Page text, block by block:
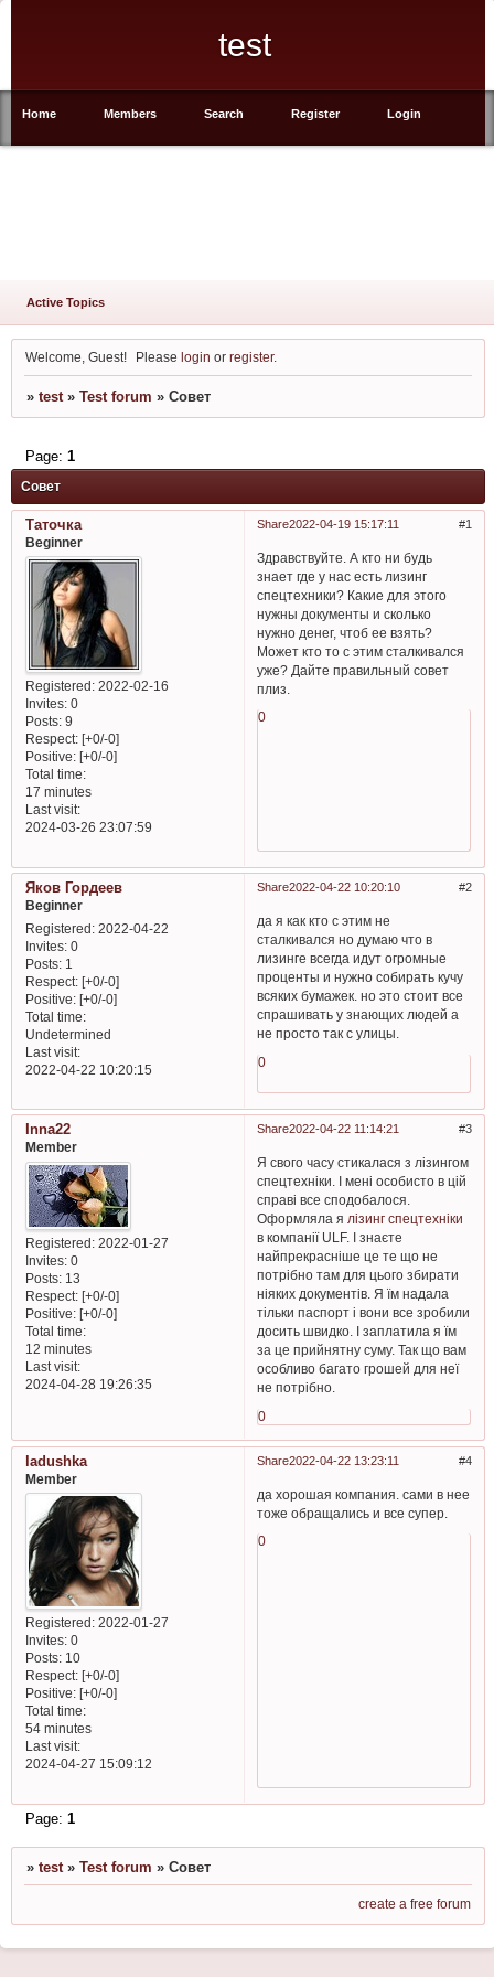
test
Home Members Search Register Login
Active Topics
Welcome, Guest! Pleaselogin orregister.
» test » Test forum » Совет
Совет
Page: 1
Share 1
2022-04-19 15:17:11
Таточка
Beginner
Registered : 2022-02-16
Invites:0
Posts:9
Respect: [+0/-0]
Positive: [+0/-0]
Total time:
17 minutes
Last visit:
2024-03-26 23:07:59
Здравствуйте. А кто ни будь
знает где у нас есть лизинг
спецтехники? Какие для этого
нужны документы и сколько
нужно денег, чтоб ее взять?
Может кто то с этим сталкивался
уже? Дайте правильный совет
плиз.
0
Share 2
2022-04-22 10:20:10
Яков Гордеев
Beginner
Registered: 2022-04-22
Invites:0
Posts:1
Respect: [+0/-0]
Positive: [+0/-0]
Total time:
Undetermined
Last visit:
2022-04-22 10:20:15
да я как кто с этим не
сталкивался но думаю что в
лизинге всегда идут огромные
проценты и нужно собирать кучу
всяких бумажек. но это стоит все
спрашивать у знающих людей а
не просто так с улицы.
0
Share 3
2022-04-22 11:14:21
Inna22
Member
Registered: 2022-01-27
Invites:0
Posts:13
Respect: [+0/-0]
Positive: [+0/-0]
Total time:
12 minutes
Last visit:
2024-04-28 19:26:35
Я свого часу стикалася з лізингом
спецтехніки. І мені особисто в цій
справі все сподобалося.
Оформляла я лізинг спецтехніки
в компанії ULF. І знаєте
найпрекрасніше це те що не
потрібно там для цього збирати
ніяких документів. Я їм надала
тільки паспорт і вони все зробили
досить швидко. І заплатила я їм
за це прийнятну суму. Так що вам
особливо багато грошей для неї
не потрібно.
0
Share 4
2022-04-22 13:23:11
ladushka
Member
Registered : 2022-01-27
Invites:0
Posts:10
Respect: [+0/-0]
Positive: [+0/-0]
Total time:
54 minutes
Last visit:
2024-04-27 15:09:12
да хорошая компания. сами в нее
тоже обращались и все супер.
0
Page: 1
» test » Test forum » Совет
create a free forum